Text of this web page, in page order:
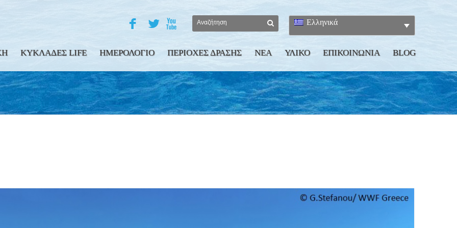
Ελληνικά
F L X
ΚΥΚΛΑΔΕΣ LIFE ΗΜΕΡΟΛΟΓΙΟ ΠΕΡΙΟΧΕΣ ΔΡΑΣΗΣ ΝΕΑ ΥΛΙΚΟ ΕΠΙΚΟΙΝΩΝΙΑ BLOG